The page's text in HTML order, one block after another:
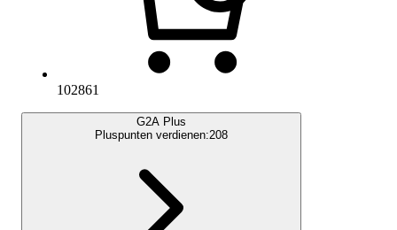
102861
G2A Plus
Pluspunten verdienen:208